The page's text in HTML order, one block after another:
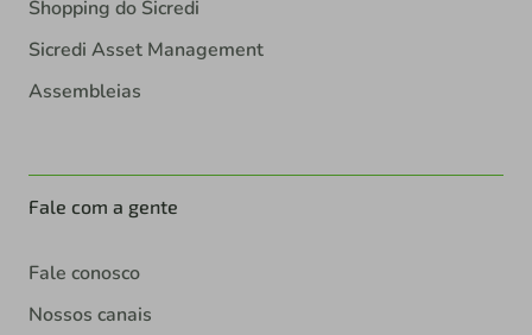
Shopping do Sicredi
Sicredi Asset Management
Assembleias
Fale com a gente
Fale conosco
Nossos canais